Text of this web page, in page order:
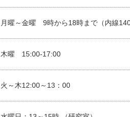
月曜～金曜 9時から18時まで（内線
木曜 15:00-17:00
火～木12:00～13：00